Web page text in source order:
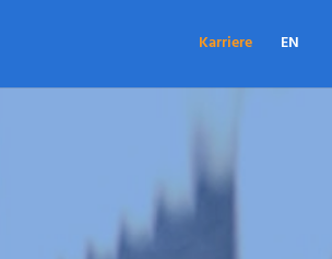
Karriere EN